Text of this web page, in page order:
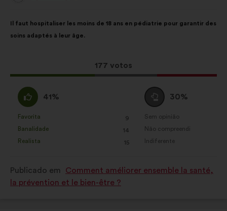
da
proposta:
Il faut hospitaliser les moins de 18 ans en pédiatrie pour garantir des
soins adaptés à leur âge.
Esta
proposta
177 votos
repartição
é
Concordo
:
41%
em:
Favorita
: 9
vezes
Banalidade
: 14
vezes
Realista
: 15
vezes
Voto
neutro
:
30%
em:
Sem opinião
:vezes
Não compreendi
:vezes
Indiferente
:vezes
Publicado em
Comment améliorer ensemble la santé,
la prévention et le bien-être ?